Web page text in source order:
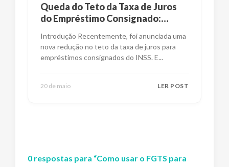
Queda do Teto da Taxa de Juros
do Empréstimo Consignado:
Introdução Recentemente, foi anunciada uma
nova redução no teto da taxa de juros para
empréstimos consignados do INSS. E...
20 de maio LER POST
0 respostas para “Como usar o FGTS para